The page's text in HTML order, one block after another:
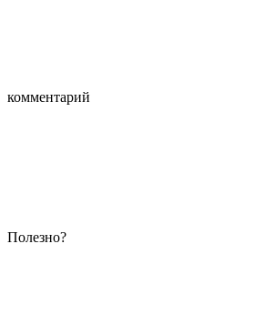
комментарий
Полезно?